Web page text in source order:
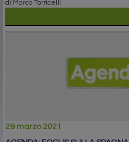
di Marco Torricelli
29 marzo 2021